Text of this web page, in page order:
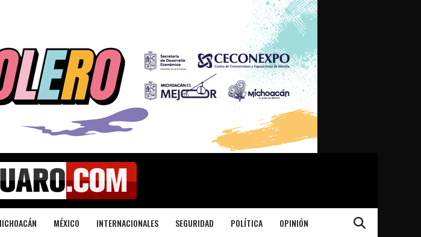
MÉXICO INTERNACIONALES SEGURIDAD POLÍTICA OPINIÓN